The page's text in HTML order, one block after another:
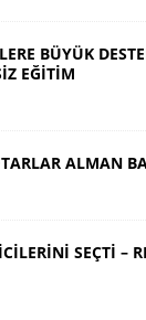
BÜYÜK
EĞİTİM
ALMAN
SEÇTİ –